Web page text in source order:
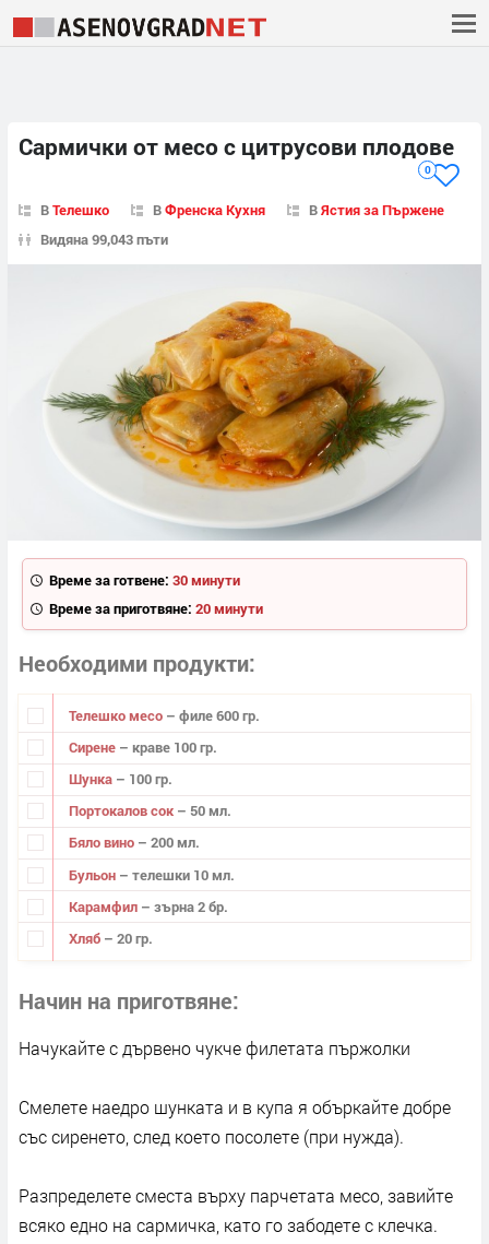
Сaрмички от месо с цитрусови плодове
0
ВТелешко ВФренска Кухня ВЯстия за Пържене
Видяна 99,043 пъти
Време за готвене: 30 минути
Време за приготвяне: 20 минути
Необходими продукти
Телешко месо – филе 600 гр.
Сирене – краве 100 гр.
Шунка – 100 гр.
Портокалов сок – 50 мл.
Бяло вино – 200 мл.
Бульон – телешки 10 мл.
Карамфил – зърна 2 бр.
Хляб – 20 гр.
Начин на приготвяне
Начукайте с дървено чукче филетата пържолки
Смелете наедро шунката и в купа я объркайте добре
със сиренето, след което посолете (при нужда).
Разпределете сместа върху парчетата месо, завийте
всяко едно на сармичка, като го забодете с клечка.